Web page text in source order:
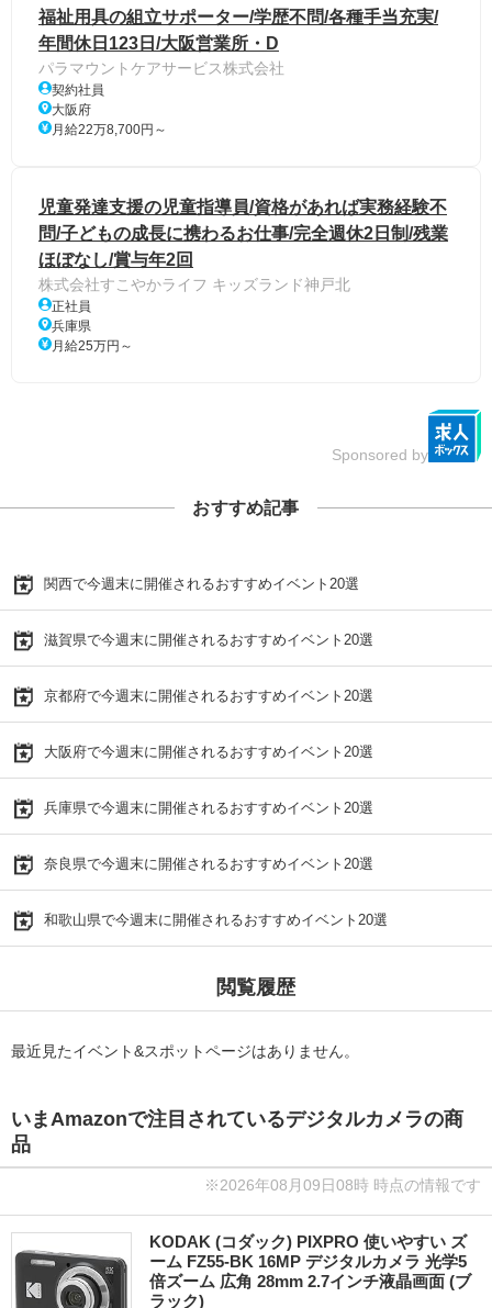
福祉用具の組立サポーター/学歴不問/各種手当充実/
年間休日123日/大阪営業所・D
パラマウントケアサービス株式会社
契約社員
大阪府
月給22万8,700円～
児童発達支援の児童指導員/資格があれば実務経験不
問/子どもの成長に携わるお仕事/完全週休2日制/残業
ほぼなし/賞与年2回
株式会社すこやかライフ キッズランド神戸北
正社員
兵庫県
月給25万円～
Sponsored by
おすすめ記事
関西で今週末に開催されるおすすめイベント20選
滋賀県で今週末に開催されるおすすめイベント20選
京都府で今週末に開催されるおすすめイベント20選
大阪府で今週末に開催されるおすすめイベント20選
兵庫県で今週末に開催されるおすすめイベント20選
奈良県で今週末に開催されるおすすめイベント20選
和歌山県で今週末に開催されるおすすめイベント20選
閲覧履歴
最近見たイベント&スポットページはありません。
いまAmazonで注目されているデジタルカメラの商
品
※2026年08月09日08時 時点の情報です
KODAK (コダック) PIXPRO 使いやすい ズ
ーム FZ55-BK 16MP デジタルカメラ 光学5
倍ズーム 広角 28mm 2.7インチ液晶画面 (ブ
ラック)